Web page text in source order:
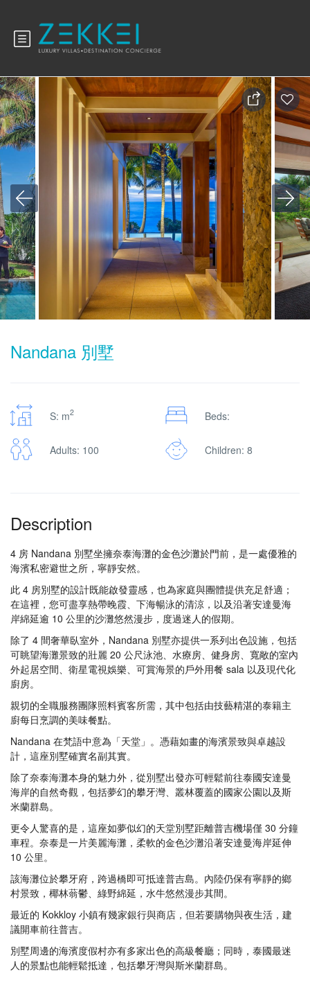
Nandana 別墅
S: m2 Beds:
Adults: 100 Children: 8
Description
4 房 Nandana 別墅坐擁奈泰海灘的金色沙灘於門前，是一處優雅的
海濱私密避世之所，寧靜安然。
此 4 房別墅的設計既能啟發靈感，也為家庭與團體提供充足舒適；
在這裡，您可盡享熱帶晚霞、下海暢泳的清涼，以及沿著安達曼海
岸綿延逾 10 公里的沙灘悠然漫步，度過迷人的假期。
除了 4 間奢華臥室外，Nandana 別墅亦提供一系列出色設施，包括
可眺望海灘景致的壯麗 20 公尺泳池、水療房、健身房、寬敞的室內
外起居空間、衛星電視娛樂、可賞海景的戶外用餐 sala 以及現代化
廚房。
親切的全職服務團隊照料賓客所需，其中包括由技藝精湛的泰籍主
廚每日烹調的美味餐點。
Nandana 在梵語中意為「天堂」。憑藉如畫的海濱景致與卓越設
計，這座別墅確實名副其實。
除了奈泰海灘本身的魅力外，從別墅出發亦可輕鬆前往泰國安達曼
海岸的自然奇觀，包括夢幻的攀牙灣、叢林覆蓋的國家公園以及斯
米蘭群島。
更令人驚喜的是，這座如夢似幻的天堂別墅距離普吉機場僅 30 分鐘
車程。奈泰是一片美麗海灘，柔軟的金色沙灘沿著安達曼海岸延伸
10 公里。
該海灘位於攀牙府，跨過橋即可抵達普吉島。內陸仍保有寧靜的鄉
村景致，椰林蓊鬱、綠野綿延，水牛悠然漫步其間。
最近的 Kokkloy 小鎮有幾家銀行與商店，但若要購物與夜生活，建
議開車前往普吉。
別墅周邊的海濱度假村亦有多家出色的高級餐廳；同時，泰國最迷
人的景點也能輕鬆抵達，包括攀牙灣與斯米蘭群島。